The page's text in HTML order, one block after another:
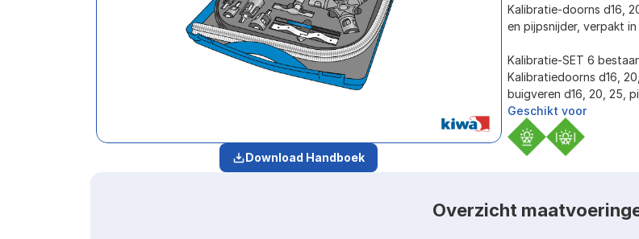
Download Handboek
Kalibratie-doorns d16,
en pijpsnijder, verpakt
Kalibratie-SET 6
Kalibratiedoorns d16,
buigveren d16, 20, 25,
Geschikt voor
Overzicht